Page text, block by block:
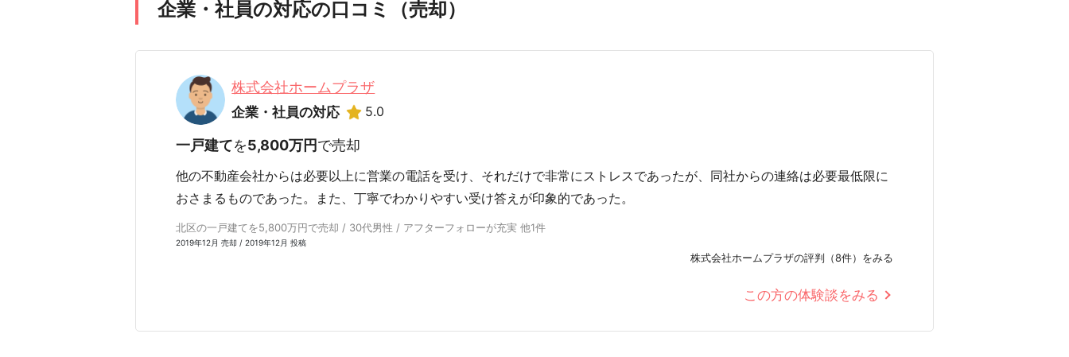
企業・社員の対応の口コミ（売却）
株式会社ホームプラザ
企業・社員の対応 5.0
一戸建てを5,800万円で売却
他の不動産会社からは必要以上に営業の電話を受け、それだけで非常にストレスであったが、同社からの連絡は必要最低限に
おさまるものであった。また、丁寧でわかりやすい受け答えが印象的であった。
北区の一戸建てを5,800万円で売却 / 30代男性 / アフターフォローが充実 他1件
2019年12月 売却 / 2019年12月 投稿
株式会社ホームプラザの評判（8件）をみる
この方の体験談をみる